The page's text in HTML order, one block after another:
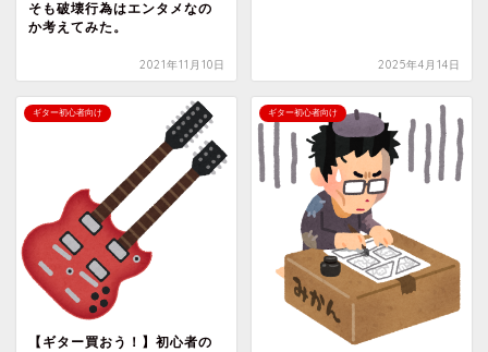
そも破壊行為はエンタメなの
か考えてみた。
2021年11月10日 2025年4月14日
ギター初心者向け
【ギター買おう！】初心者の
ギター初心者向け